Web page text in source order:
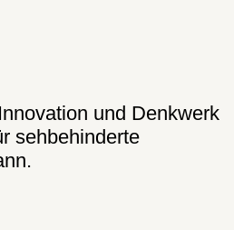
und Denkwerk
sehbehinderte